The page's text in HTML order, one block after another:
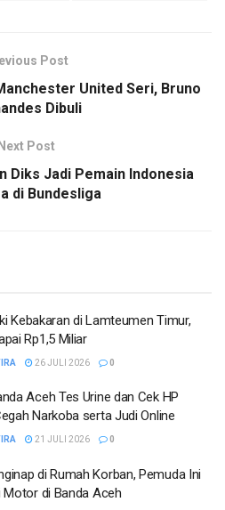
Post
United Seri, Bruno
Dibuli
Post
Diks Jadi Pemain Indonesia
di Bundesliga
Kebakaran di Lamteumen Timur,
Rp1,5 Miliar
26 JULI 2026 0
Aceh Tes Urine dan Cek HP
Narkoba serta Judi Online
21 JULI 2026 0
di Rumah Korban, Pemuda Ini
Motor di Banda Aceh